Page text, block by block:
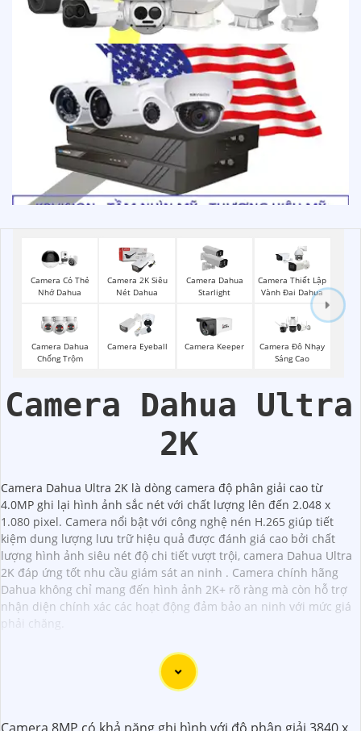
Camera Có Thẻ
Nhớ Dahua
Camera 2K Siêu
Nét Dahua
Camera Dahua
Starlight
Camera Thiết Lập
Vành Đai Dahua
Camera Dahua
Chống Trộm
Camera Eyeball Camera Keeper
Camera Đô Nhạy
Sáng Cao
Camera Dahua Ultra
2K
Camera Dahua Ultra 2K là dòng camera độ phân giải cao từ
4.0MP ghi lại hình ảnh sắc nét với chất lượng lên đến 2.048 x
1.080 pixel. Camera nổi bật với công nghệ nén H.265 giúp tiết
kiệm dung lượng lưu trữ hiệu quả được đánh giá cao bởi chất
lượng hình ảnh siêu nét độ chi tiết vượt trội, camera Dahua Ultra
2K đáp ứng tốt nhu cầu giám sát an ninh . Camera chính hãng
Dahua không chỉ mang đến hình ảnh 2K+ rõ ràng mà còn hỗ trợ
nhận diện chính xác các hoạt động đảm bảo an ninh với mức giá
phải chăng.